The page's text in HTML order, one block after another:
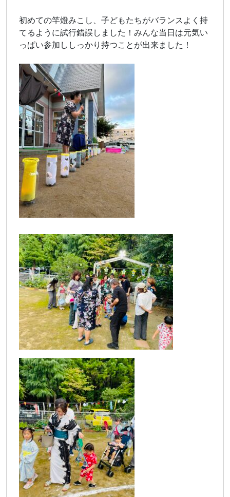
初めての竿燈みこし、子どもたちがバランスよく持
てるように試行錯誤しました！みんな当日は元気い
っぱい参加ししっかり持つことが出来ました！